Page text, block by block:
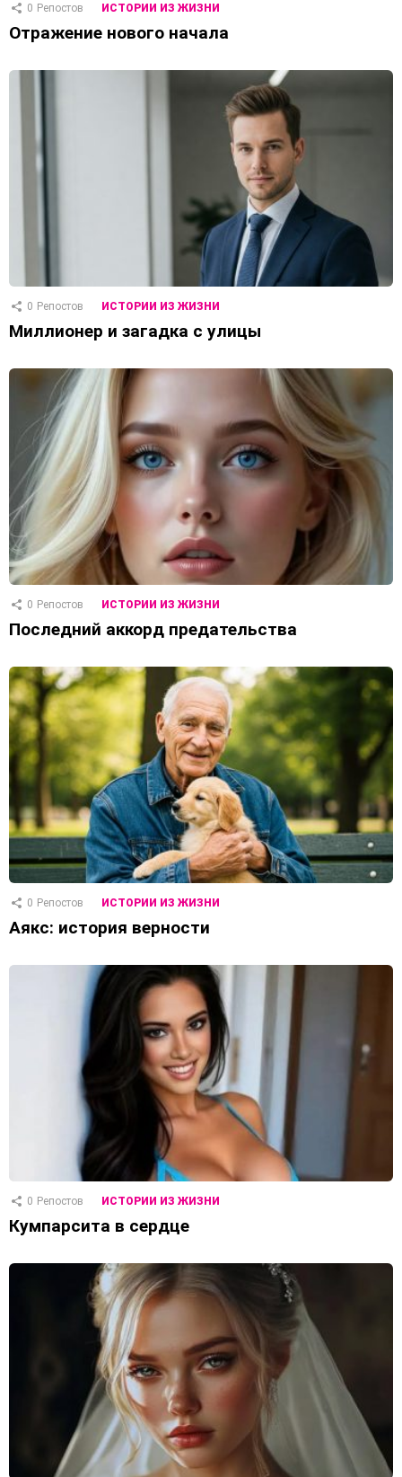
0 Репостов ИСТОРИИ ИЗ ЖИЗНИ
Отражение нового начала
0 Репостов ИСТОРИИ ИЗ ЖИЗНИ
Миллионер и загадка с улицы
0 Репостов ИСТОРИИ ИЗ ЖИЗНИ
Последний аккорд предательства
0 Репостов ИСТОРИИ ИЗ ЖИЗНИ
Аякс: история верности
0 Репостов ИСТОРИИ ИЗ ЖИЗНИ
Кумпарсита в сердце